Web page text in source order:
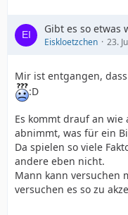
Gibt es so etwas
Eiskloetzchen 23.
Mir ist entgangen,
:D
Es kommt drauf an
abnimmt, was für ein
Da spielen so viele
andere eben nicht.
Mann kann versuchen
versuchen es so zu